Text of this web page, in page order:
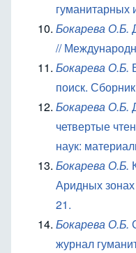
гуманитарных
Бокарева О.Б.
//
Бокарева О.Б.
поиск.
Бокарева О.Б.
четвертые
наук:
Бокарева О.Б.
Аридных
21.
Бокарева О.Б.
журнал